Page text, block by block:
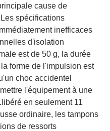
cause de
spécifications
inefficaces
d'isolation
est de 50 g, la durée
forme de l'impulsion est
choc accidentel
l'équipement à une
en seulement 11
ordinaire, les tampons
de ressorts